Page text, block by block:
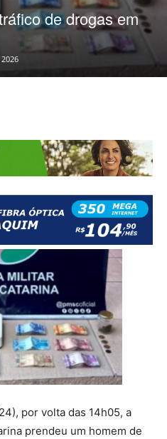
de drogas em
por volta das 14h05, a
prendeu um homem de